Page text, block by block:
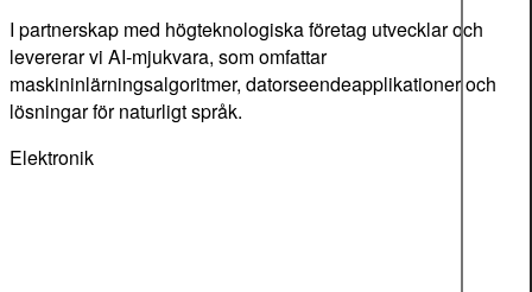
I partnerskap med högteknologiska företag utvecklar och
levererar vi AI-mjukvara, som omfattar
maskininlärningsalgoritmer, datorseendeapplikationer och
lösningar för naturligt språk.
Elektronik